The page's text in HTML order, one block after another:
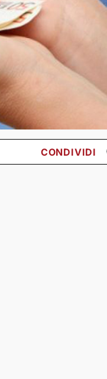
CONDIVIDI